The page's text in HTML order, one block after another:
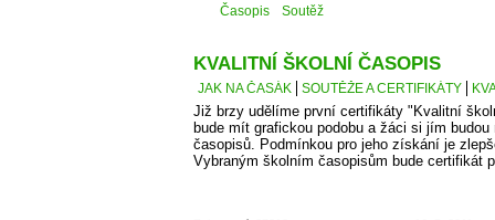
Časopis Soutěž
KVALITNÍ ŠKOLNÍ ČASOPIS
JAK NA ČASÁK SOUTĚŽE A CERTIFIKÁTY
Již brzy udělíme první certifikáty "Kvalitní
bude mít grafickou podobu a žáci si jím
časopisů. Podmínkou pro jeho získání je
Vybraným školním časopisům bude certifikát